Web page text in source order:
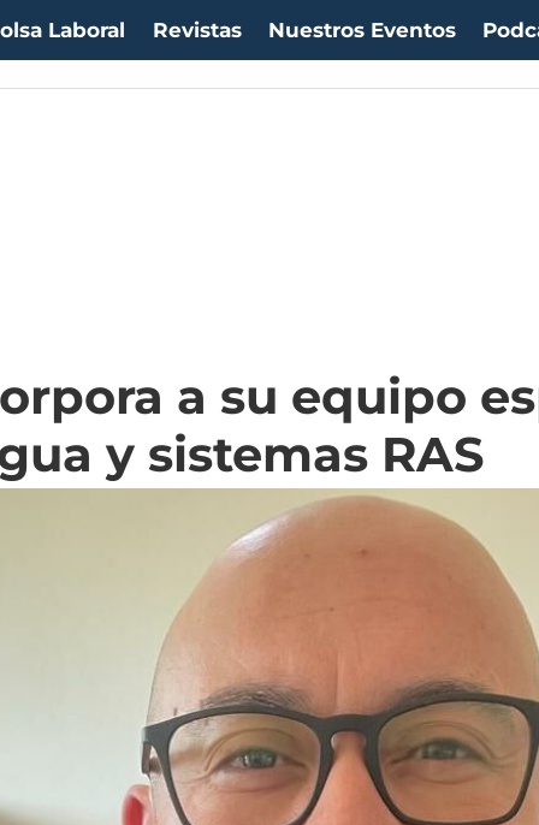
Laboral Revistas Nuestros Eventos
a su equipo
y sistemas RAS